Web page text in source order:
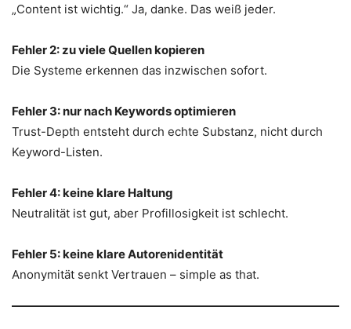
„Content ist wichtig.“ Ja, danke. Das weiß jeder.
Fehler 2: zu viele Quellen kopieren
Die Systeme erkennen das inzwischen sofort.
Fehler 3: nur nach Keywords optimieren
Trust-Depth entsteht durch echte Substanz, nicht durch
Keyword-Listen.
Fehler 4: keine klare Haltung
Neutralität ist gut, aber Profillosigkeit ist schlecht.
Fehler 5: keine klare Autorenidentität
Anonymität senkt Vertrauen – simple as that.